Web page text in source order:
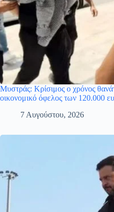
Μυστράς: Κρίσιμος ο χρόνος
οικονομικό όφελος των 120.000
7 Αυγούστου, 2026